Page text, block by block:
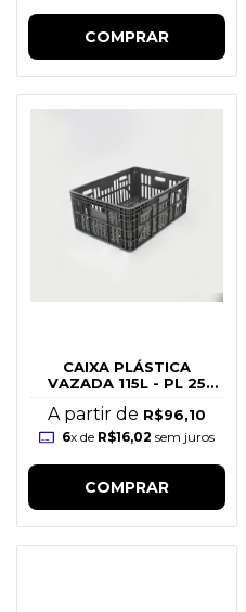
COMPRAR
CAIXA PLÁSTICA
VAZADA 115L - PL 25
A partir de R$96,10
6x de R$16,02 sem juros
COMPRAR